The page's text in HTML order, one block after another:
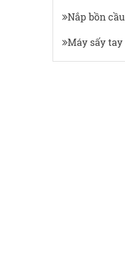
Nắp bồn cầu
Máy sấy tay